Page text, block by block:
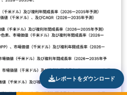
レポートをダウンロード